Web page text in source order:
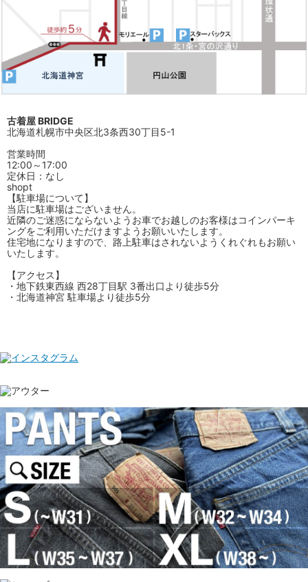
古着屋 BRIDGE
北海道札幌市中央区北3条西30丁目5-1
営業時間
12:00～17:00
定休日：なし
shopt
【駐車場について】
当店に駐車場はございません。
近隣のご迷惑にならないようお車でお越しのお客様はコインパーキ
ングをご利用いただけますようお願いいたします。
住宅地になりますので、路上駐車はされないようくれぐれもお願い
いたします。
【アクセス】
・地下鉄東西線 西28丁目駅 3番出口より徒歩5分
・北海道神宮 駐車場より徒歩5分